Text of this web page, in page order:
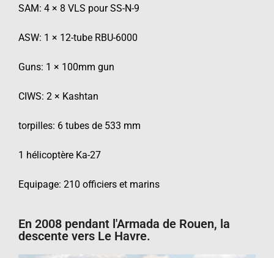
SAM: 4 × 8 VLS pour SS-N-9
ASW: 1 × 12-tube RBU-6000
Guns: 1 × 100mm gun
CIWS: 2 × Kashtan
torpilles: 6 tubes de 533 mm
1 hélicoptère Ka-27
Equipage: 210 officiers et marins
En 2008 pendant l'Armada de Rouen, la
descente vers Le Havre.